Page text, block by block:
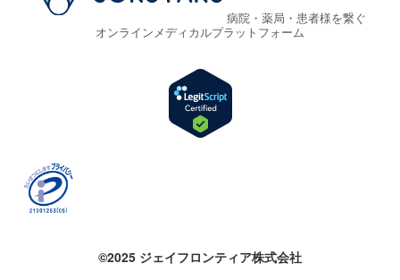
病院・薬局・患者様を繋ぐ
オンラインメディカルプラットフォーム
©2025 ジェイフロンティア株式会社